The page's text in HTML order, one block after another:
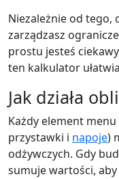
Niezależnie od tego,
zarządzasz
prostu jesteś
ten kalkulator
Jak działa
Każdy element
przystawki i napoje)
odżywczych. Gdy
sumuje wartości, aby